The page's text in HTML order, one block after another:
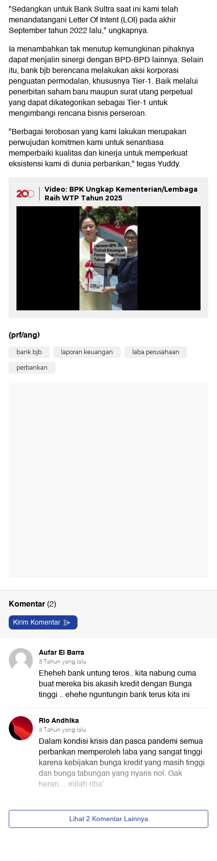
"Sedangkan untuk Bank Sultra saat ini kami telah
menandatangani Letter Of Intent (LOI) pada akhir
September tahun 2022 lalu," ungkapnya.
Ia menambahkan tak menutup kemungkinan pihaknya
dapat menjalin sinergi dengan BPD-BPD lainnya. Selain
itu, bank bjb berencana melakukan aksi korporasi
penguatan permodalan, khususnya Tier-1. Baik melalui
penerbitan saham baru maupun surat utang perpetual
yang dapat dikategorikan sebagai Tier-1 untuk
mengimbangi rencana bisnis perseroan.
"Berbagai terobosan yang kami lakukan merupakan
perwujudan komitmen kami untuk senantiasa
memperbaiki kualitas dan kinerja untuk memperkuat
eksistensi kami di dunia perbankan," tegas Yuddy.
Video: BPK Ungkap Kementerian/Lembaga
Raih WTP Tahun 2025
(prf/ang)
bank bjb laporan keuangan laba perusahaan
perbankan